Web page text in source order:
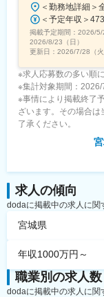
掲載予定期間： 2026/5/
2026/8/23（日）
更新日： 2026/7/28（火
※求人応募数の多い順
※集計対象期間：2026/
※事情により掲載終了
ざいます。その場合
了承ください。
求人の傾向
dodaに掲載中の求人に関
宮城県
年収1000万円～
職業別の求人数
dodaに掲載中の求人に関